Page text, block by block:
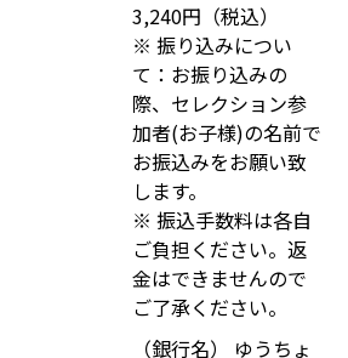
3,240円（税込）
※ 振り込みについ
て：お振り込みの
際、セレクション参
加者(お子様)の名前で
お振込みをお願い致
します。
※ 振込手数料は各自
ご負担ください。返
金はできませんので
ご了承ください。
（銀行名） ゆうちょ